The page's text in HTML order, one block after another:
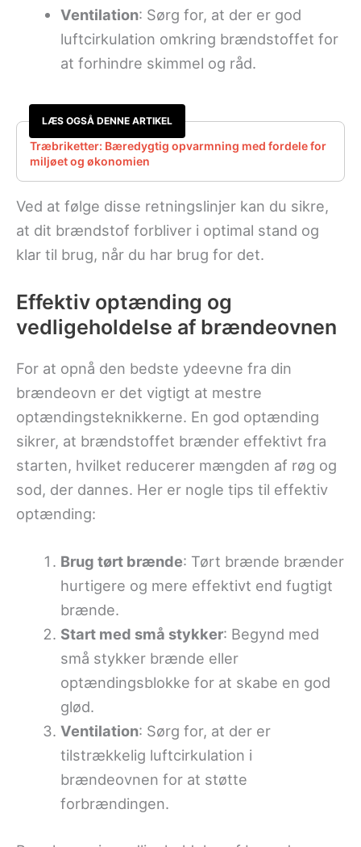
Ventilation: Sørg for, at der er god
luftcirkulation omkring brændstoffet for
at forhindre skimmel og råd.
LÆS OGSÅ DENNE ARTIKEL
Træbriketter: Bæredygtig opvarmning med fordele for
miljøet og økonomien
Ved at følge disse retningslinjer kan du sikre,
at dit brændstof forbliver i optimal stand og
klar til brug, når du har brug for det.
Effektiv optænding og
vedligeholdelse af brændeovnen
For at opnå den bedste ydeevne fra din
brændeovn er det vigtigt at mestre
optændingsteknikkerne. En god optænding
sikrer, at brændstoffet brænder effektivt fra
starten, hvilket reducerer mængden af røg og
sod, der dannes. Her er nogle tips til effektiv
optænding:
Brug tørt brænde: Tørt brænde brænder
hurtigere og mere effektivt end fugtigt
brænde.
Start med små stykker: Begynd med
små stykker brænde eller
optændingsblokke for at skabe en god
glød.
Ventilation: Sørg for, at der er
tilstrækkelig luftcirkulation i
brændeovnen for at støtte
forbrændingen.